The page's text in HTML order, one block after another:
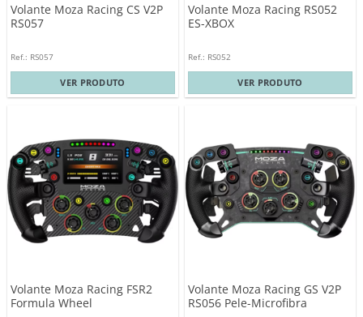
Volante Moza Racing CS V2P
RS057
Ref.: RS057
VER PRODUTO
Volante Moza Racing RS052
ES-XBOX
Ref.: RS052
VER PRODUTO
Volante Moza Racing FSR2
Formula Wheel
Volante Moza Racing GS V2P
RS056 Pele-Microfibra